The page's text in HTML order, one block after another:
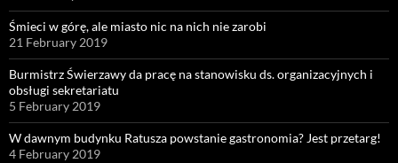
Śmieci w górę, ale miasto nic na nich nie zarobi
21 February 2019
Burmistrz Świerzawy da pracę na stanowisku ds. organizacyjnych i
obsługi sekretariatu
5 February 2019
W dawnym budynku Ratusza powstanie gastronomia? Jest przetarg!
4 February 2019